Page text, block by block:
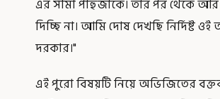
এর সীমা পাহুজাকে। তার পর থেকে
দিচ্ছি না। আমি দোষ দেখছি নির্দিষ্ট
দরকার।"
এই পুরো বিষয়টি নিয়ে অভিজিতের